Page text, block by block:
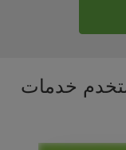
خدمات